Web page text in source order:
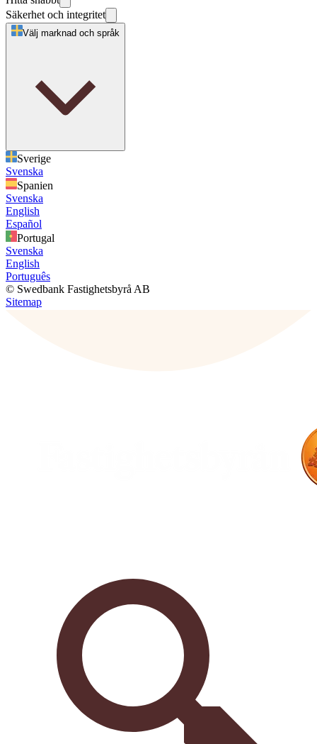
Säkerhet och integritet
Välj marknad och språk
Sverige
Svenska
Spanien
Svenska
English
Español
Portugal
Svenska
English
Português
© Swedbank Fastighetsbyrå AB
Sitemap